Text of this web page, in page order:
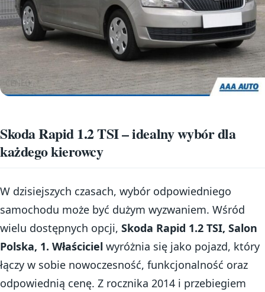
Skoda Rapid 1.2 TSI – idealny wybór dla
każdego kierowcy
W dzisiejszych czasach, wybór odpowiedniego
samochodu może być dużym wyzwaniem. Wśród
wielu dostępnych opcji, Skoda Rapid 1.2 TSI, Salon
Polska, 1. Właściciel wyróżnia się jako pojazd, który
łączy w sobie nowoczesność, funkcjonalność oraz
odpowiednią cenę. Z rocznika 2014 i przebiegiem